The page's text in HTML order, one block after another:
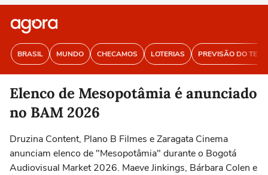
BRASIL MUNDO CHECAMOS LOTERIAS PREVISÃO DO
Elenco de Mesopotâmia é anunciado
no BAM 2026
Druzina Content, Plano B Filmes e Zaragata Cinema
anunciam elenco de "Mesopotâmia" durante o Bogotá
Audiovisual Market 2026. Maeve Jinkings, Bárbara Colen e